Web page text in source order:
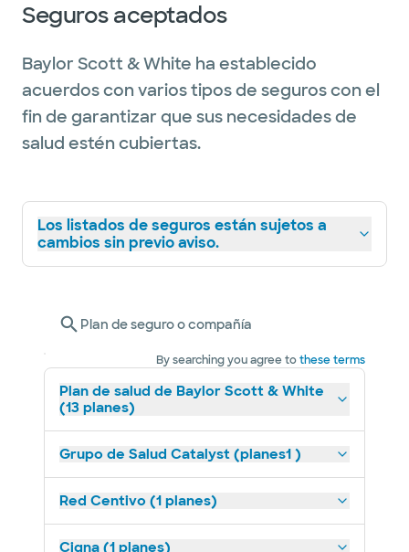
Seguros aceptados
Baylor Scott & White ha establecido
acuerdos con varios tipos de seguros con el
fin de garantizar que sus necesidades de
salud estén cubiertas.
Los listados de seguros están sujetos a
cambios sin previo aviso.
Plan de seguro o compañía
By searching you agree tothese terms
Plan de salud de Baylor Scott & White
(13 planes)
Grupo de Salud Catalyst (planes1 )
Red Centivo (1 planes)
Cigna (1 planes)